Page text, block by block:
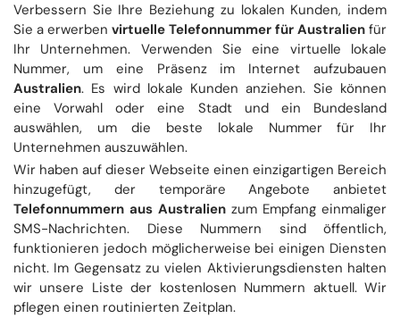
Verbessern Sie Ihre Beziehung zu lokalen Kunden, indem
Sie a erwerben virtuelle Telefonnummer für Australien für
Ihr Unternehmen. Verwenden Sie eine virtuelle lokale
Nummer, um eine Präsenz im Internet aufzubauen
Australien. Es wird lokale Kunden anziehen. Sie können
eine Vorwahl oder eine Stadt und ein Bundesland
auswählen, um die beste lokale Nummer für Ihr
Unternehmen auszuwählen.
Wir haben auf dieser Webseite einen einzigartigen Bereich
hinzugefügt, der temporäre Angebote anbietet
Telefonnummern aus Australien zum Empfang einmaliger
SMS-Nachrichten. Diese Nummern sind öffentlich,
funktionieren jedoch möglicherweise bei einigen Diensten
nicht. Im Gegensatz zu vielen Aktivierungsdiensten halten
wir unsere Liste der kostenlosen Nummern aktuell. Wir
pflegen einen routinierten Zeitplan.